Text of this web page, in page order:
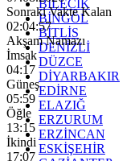
BİLECİK
BİNGÖL
BİTLİS
DENİZLİ
DÜZCE
DİYARBAKIR
EDİRNE
ELAZIĞ
ERZURUM
ERZİNCAN
ESKİŞEHİR
Sonraki Vakte Kalan
02:04:55
Akşam Namazı
İmsak
04:17
Güneş
05:59
Öğle
13:15
İkindi
17:07